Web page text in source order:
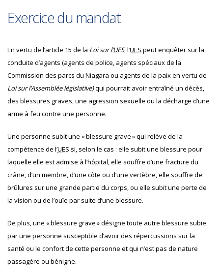
Exercice du mandat
En vertu de l’article 15 de la Loi sur l’UES, l’UES peut enquêter sur la
conduite d’agents (agents de police, agents spéciaux de la
Commission des parcs du Niagara ou agents de la paix en vertu de
Loi sur l’Assemblée législative)qui pourrait avoir entraîné un décès,
des blessures graves, une agression sexuelle ou la décharge d’une
arme à feu contre une personne.
Une personne subit une « blessure grave » qui relève de la
compétence de l’UES si, selon le cas : elle subit une blessure pour
laquelle elle est admise à l’hôpital, elle souffre d’une fracture du
crâne, d’un membre, d’une côte ou d’une vertèbre, elle souffre de
brûlures sur une grande partie du corps, ou elle subit une perte de
la vision ou de l’ouïe par suite d’une blessure.
De plus, une « blessure grave » désigne toute autre blessure subie
par une personne susceptible d’avoir des répercussions sur la
santé ou le confort de cette personne et qui n’est pas de nature
passagère ou bénigne.